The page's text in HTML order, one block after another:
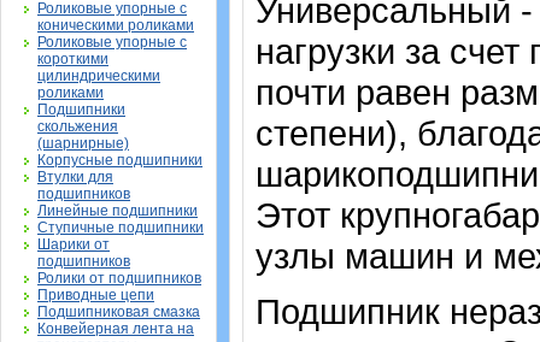
Роликовые упорные с
коническими роликами
Роликовые упорные с
короткими
цилиндрическими
роликами
Подшипники
скольжения
(шарнирные)
Корпусные подшипники
Втулки для
подшипников
Линейные подшипники
Ступичные подшипники
Шарики от
подшипников
Ролики от подшипников
Приводные цепи
Подшипниковая смазка
Конвейерная лента на
Универсальный
нагрузки за
почти равен
степени),
Этот
узлы машин и
Подшипник